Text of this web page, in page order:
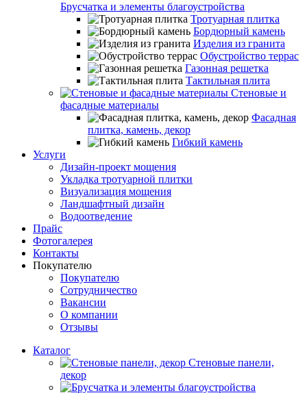
Брусчатка и элементы благоустройства
Тротуарная плитка
Бордюрный камень
Изделия из гранита
Обустройство террас
Газонная решетка
Тактильная плита
Стеновые и
фасадные материалы
Фасадная
плитка, камень, декор
Гибкий камень
Услуги
Дизайн-проект мощения
Укладка тротуарной плитки
Визуализация мощения
Ландшафтный дизайн
Водоотведение
Прайс
Фотогалерея
Контакты
Покупателю
Покупателю
Сотрудничество
Вакансии
О компании
Отзывы
Каталог
Стеновые панели,
декор